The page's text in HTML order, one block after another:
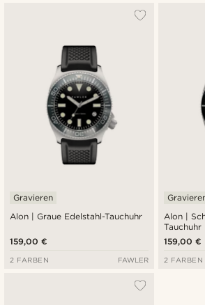
Alon | Graue Edelstahl-Tauchuhr
Gravieren
159,00 €
2 FARBEN FAWLER
Alon |
Tauchuhr
159,00 €
2 FARBEN